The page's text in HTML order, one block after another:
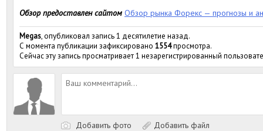
Обзор предоставлен сайтом Обзор рынка Форекс — прогнозы и
Megas, опубликовал запись 1 десятилетие назад.
С момента публикации зафиксировано 1554просмотра.
Сейчас эту запись просматривает 1 незарегистрированный
Добавить фото Добавить файл